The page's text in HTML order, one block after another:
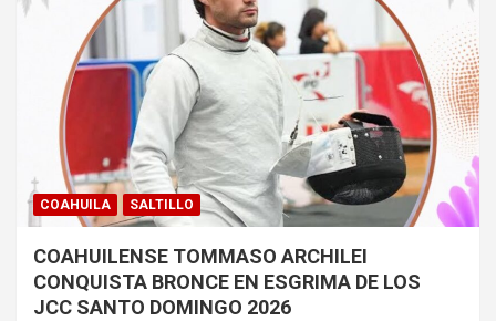
COAHUILA SALTILLO
COAHUILENSE TOMMASO ARCHILEI
CONQUISTA BRONCE EN ESGRIMA DE LOS
JCC SANTO DOMINGO 2026